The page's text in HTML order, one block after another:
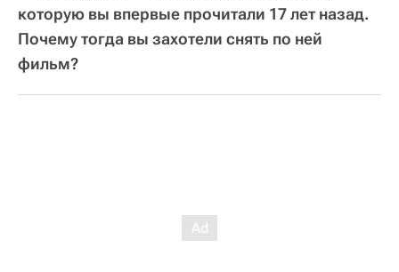
которую вы впервые прочитали 17 лет назад.
Почему тогда вы захотели снять по ней
фильм?